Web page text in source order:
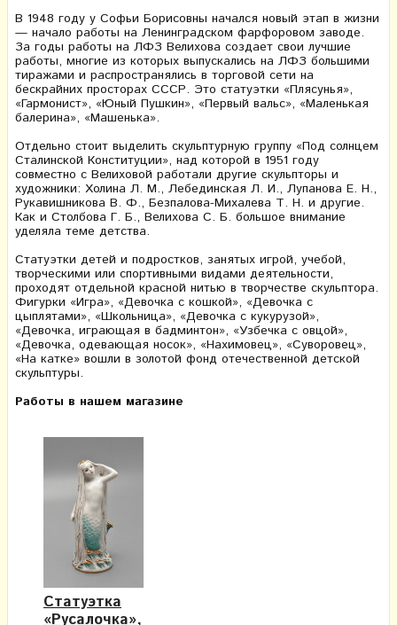
В 1948 году у Софьи Борисовны начался новый этап в жизни
— начало работы на Ленинградском фарфоровом заводе.
За годы работы на ЛФЗ Велихова создает свои лучшие
работы, многие из которых выпускались на ЛФЗ большими
тиражами и распространялись в торговой сети на
бескрайних просторах СССР. Это статуэтки «Плясунья»,
«Гармонист», «Юный Пушкин», «Первый вальс», «Маленькая
балерина», «Машенька».
Отдельно стоит выделить скульптурную группу «Под солнцем
Сталинской Конституции», над которой в 1951 году
совместно с Велиховой работали другие скульпторы и
художники: Холина Л. М., Лебединская Л. И., Лупанова Е. Н.,
Рукавишникова В. Ф., Безпалова-Михалева Т. Н. и другие.
Как и Столбова Г. Б., Велихова С. Б. большое внимание
уделяла теме детства.
Статуэтки детей и подростков, занятых игрой, учебой,
творческими или спортивными видами деятельности,
проходят отдельной красной нитью в творчестве скульптора.
Фигурки «Игра», «Девочка с кошкой», «Девочка с
цыплятами», «Школьница», «Девочка с кукурузой»,
«Девочка, играющая в бадминтон», «Узбечка с овцой»,
«Девочка, одевающая носок», «Нахимовец», «Суворовец»,
«На катке» вошли в золотой фонд отечественной детской
скульптуры.
Работы в нашем магазине
Статуэтка
«Русалочка»,